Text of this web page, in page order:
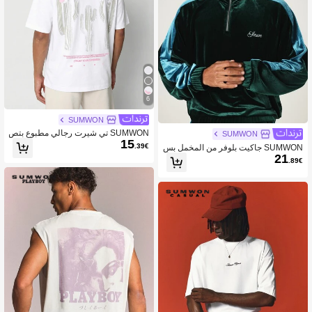
SUMWON
SUMWON جاكيت بلوفر من المخمل بس
حاب ربعي وياقة وهمية مع تفاصيل لوحة أ
21.89€
6
SUMWON
SUMWON تي شيرت رجالي مطبوع بتص
ميم كاكتوس وشعار وردي على الظهر، ق
15.39€